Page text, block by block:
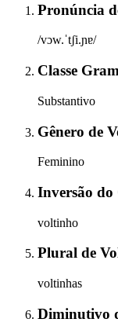
Pronúncia
/vɔw.ˈtʃi.ɲɐ/
Classe
Substantivo
Gênero de
Feminino
Inversão do
voltinho
Plural de
voltinhas
Diminutivo